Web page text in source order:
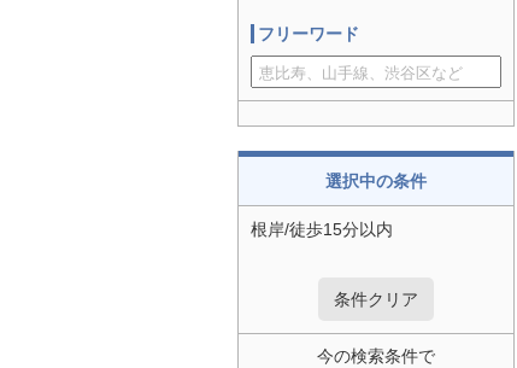
フリーワード
選択中の条件
根岸/徒歩15分以内
条件クリア
今の検索条件で